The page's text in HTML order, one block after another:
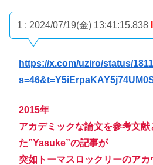
1 : 2024/07/19(金) 13:41:15.838
https://x.com/uziro/status/
2015年
アカデミックな論文を参考文献
た”Yasuke”の記事が
突如トーマスロックリーのアカ